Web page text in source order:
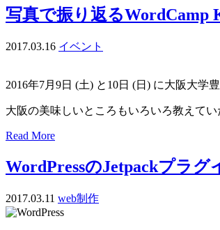
写真で振り返るWordCamp
2017.03.16 イベント
2016年7月9日 (土) と10日 (日) に大阪大学
大阪の美味しいところもいろいろ教えてい
Read More
WordPressのJetpackプラ
2017.03.11 web制作